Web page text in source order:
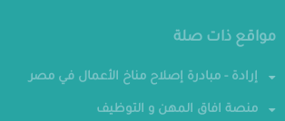
مواقع ذات صلة
إرادة - مبادرة إصلاح مناخ الأعمال في مصر